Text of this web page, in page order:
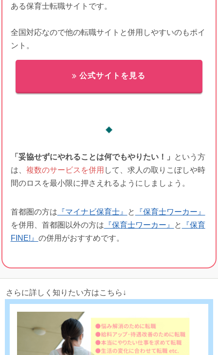
ある保育士転職サイトです。
全国対応なので他の転職サイトと併用しやすいのもポイ
ント。
公式サイトを見る
「妥協せずにやれることは何でもやりたい！」
という方
は、 複数のサービスを併用 して、求人の取りこぼしや時
間のロスを最小限に押さえれるようにしましょう。
首都圏の方は 『マイナビ保育士』 と
『保育士ワーカー』
を併用、首都圏以外の方は 『保育士ワーカー』 と
『保育
FINE!』 の併用がおすすめです。
さらに詳しく知りたい方はこちら↓